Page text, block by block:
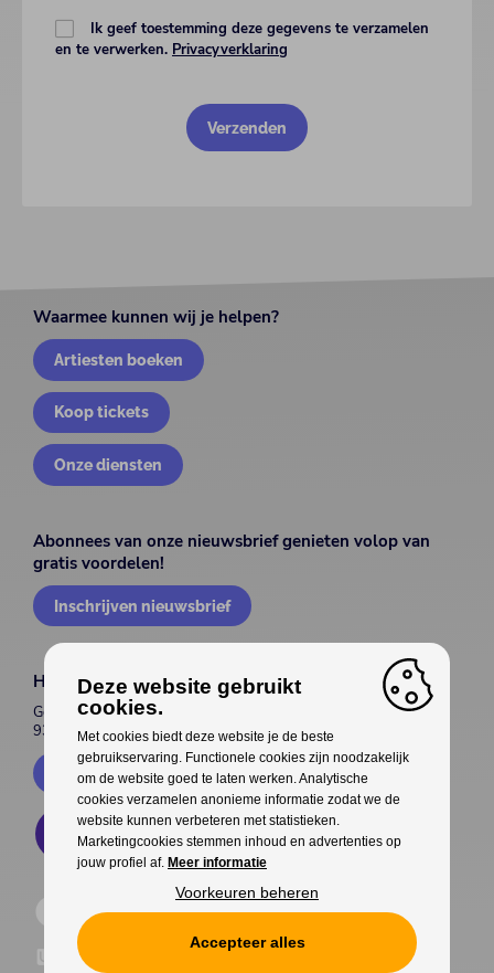
Ik geef toestemming deze gegevens te verzamelen
en te verwerken. Privacyverklaring
Waarmee kunnen wij je helpen?
Artiesten boeken
Koop tickets
Onze diensten
Abonnees van onze nieuwsbrief genieten volop van
gratis voordelen!
Inschrijven nieuwsbrief
House of Entertainment
Gentsesteenweg 514
9300 Aalst
Contacteer ons
Deze website gebruikt
cookies.
Met cookies biedt deze website je de beste
gebruikservaring. Functionele cookies zijn noodzakelijk
om de website goed te laten werken. Analytische
cookies verzamelen anonieme informatie zodat we de
website kunnen verbeteren met statistieken.
Marketingcookies stemmen inhoud en advertenties op
jouw profiel af. Meer informatie
Voorkeuren beheren
Accepteer alles